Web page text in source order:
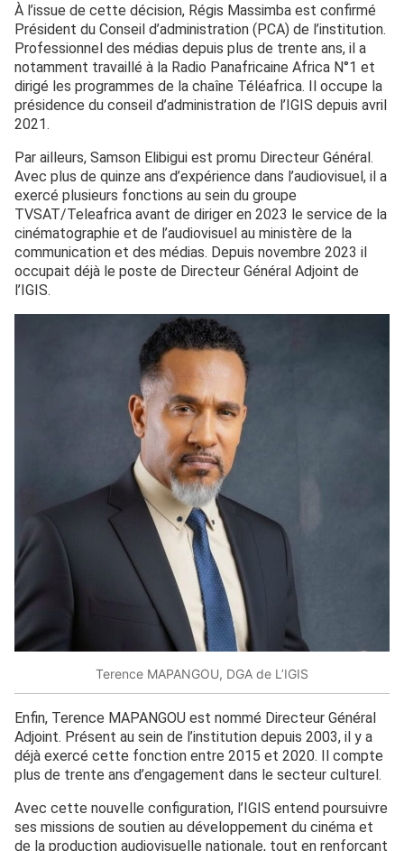
À l’issue de cette décision, Régis Massimba est confirmé
Président du Conseil d’administration (PCA) de l’institution.
Professionnel des médias depuis plus de trente ans, il a
notamment travaillé à la Radio Panafricaine Africa N°1 et
dirigé les programmes de la chaîne Téléafrica. Il occupe la
présidence du conseil d’administration de l’IGIS depuis avril
2021.
Par ailleurs, Samson Elibigui est promu Directeur Général.
Avec plus de quinze ans d’expérience dans l’audiovisuel, il a
exercé plusieurs fonctions au sein du groupe
TVSAT/Teleafrica avant de diriger en 2023 le service de la
cinématographie et de l’audiovisuel au ministère de la
communication et des médias. Depuis novembre 2023 il
occupait déjà le poste de Directeur Général Adjoint de
l’IGIS.
Terence MAPANGOU, DGA de L’IGIS
Enfin, Terence MAPANGOU est nommé Directeur Général
Adjoint. Présent au sein de l’institution depuis 2003, il y a
déjà exercé cette fonction entre 2015 et 2020. Il compte
plus de trente ans d’engagement dans le secteur culturel.
Avec cette nouvelle configuration, l’IGIS entend poursuivre
ses missions de soutien au développement du cinéma et
de la production audiovisuelle nationale, tout en renforçant